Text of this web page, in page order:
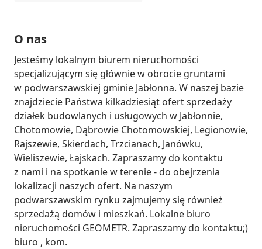
O nas
Jesteśmy lokalnym biurem nieruchomości
specjalizującym się głównie w obrocie gruntami
w podwarszawskiej gminie Jabłonna. W naszej bazie
znajdziecie Państwa kilkadziesiąt ofert sprzedaży
działek budowlanych i usługowych w Jabłonnie,
Chotomowie, Dąbrowie Chotomowskiej, Legionowie,
Rajszewie, Skierdach, Trzcianach, Janówku,
Wieliszewie, Łajskach. Zapraszamy do kontaktu
z nami i na spotkanie w terenie - do obejrzenia
lokalizacji naszych ofert. Na naszym
podwarszawskim rynku zajmujemy się również
sprzedażą domów i mieszkań. Lokalne biuro
nieruchomości GEOMETR. Zapraszamy do kontaktu;)
biuro , kom.